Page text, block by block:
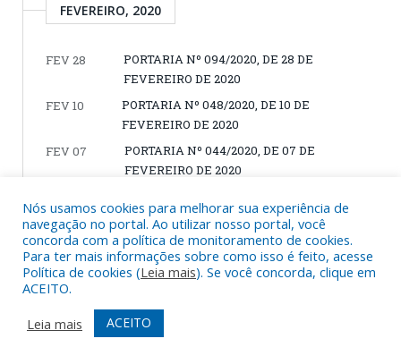
FEVEREIRO, 2020
FEV 28
PORTARIA Nº 094/2020, DE 28 DE
FEVEREIRO DE 2020
FEV 10
PORTARIA Nº 048/2020, DE 10 DE
FEVEREIRO DE 2020
FEV 07
PORTARIA Nº 044/2020, DE 07 DE
FEVEREIRO DE 2020
FEVEREIRO DE 2020
JANEIRO, 2020
PORTARIA Nº 026/2020, DE 27 DE JANEIRO
DE 2020
Nós usamos cookies para melhorar sua experiência de
navegação no portal. Ao utilizar nosso portal, você
concorda com a política de monitoramento de cookies.
Para ter mais informações sobre como isso é feito, acesse
Política de cookies (Leia mais). Se você concorda, clique em
ACEITO.
Leia mais
ACEITO